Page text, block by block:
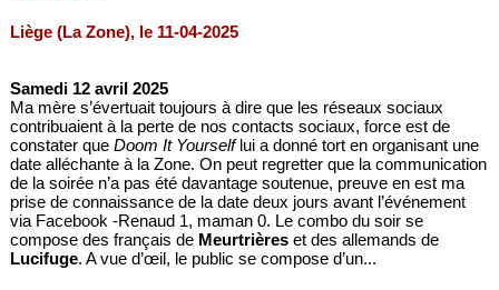
Liège (La Zone), le 11-04-2025
Samedi 12 avril 2025
Ma mère s’évertuait toujours à dire que les réseaux sociaux
contribuaient à la perte de nos contacts sociaux, force est de
constater que Doom It Yourselflui a donné tort en organisant une
date alléchante à la Zone. On peut regretter que la communication
de la soirée n’a pas été davantage soutenue, preuve en est ma
prise de connaissance de la date deux jours avant l’événement
via Facebook -Renaud 1, maman 0. Le combo du soir se
compose des français de Meurtrièreset des allemands de
Lucifuge. A vue d’œil, le public se compose d’un...